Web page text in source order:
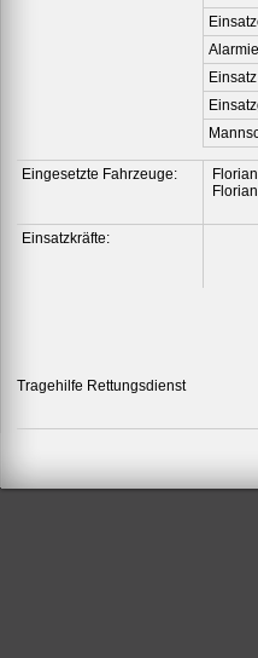
Eingesetzte Fahrzeuge:
Einsatzkräfte:
Tragehilfe Rettungsdienst